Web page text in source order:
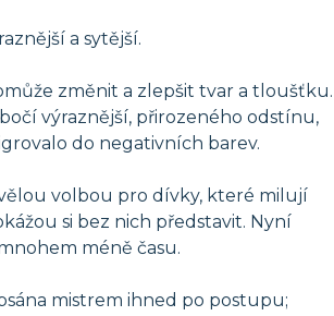
a sytější.
změnit a zlepšit tvar a tloušťku.
výraznější, přirozeného odstínu,
do negativních barev.
volbou pro dívky, které milují
si bez nich představit. Nyní
méně času.
mistrem ihned po postupu;